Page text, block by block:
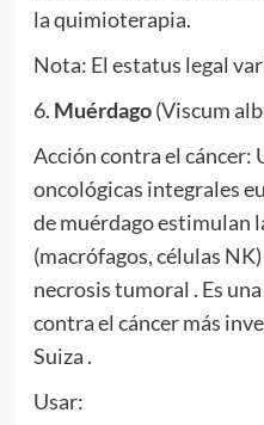
la quimioterapia.
Nota: El estatus legal
6. Muérdago(Viscum
Acción contra el cáncer:
oncológicas integrales
de muérdago estimulan
(macrófagos, células
necrosis tumoral . Es
contra el cáncer más
Suiza .
Usar: